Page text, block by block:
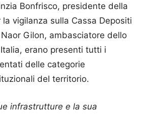
Bonfrisco, presidente della
vigilanza sulla Cassa Depositi
Gilon, ambasciatore dello
erano presenti tutti i
delle categorie
del territorio.
infrastrutture e la sua